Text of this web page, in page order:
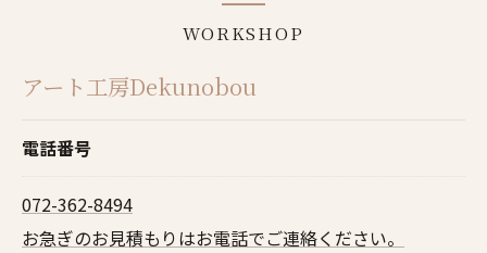
WORKSHOP
アート工房Dekunobou
電話番号
072-362-8494
お急ぎのお見積もりはお電話でご連絡ください。